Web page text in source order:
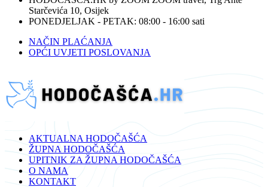
Starčevića 10, Osijek
PONEDJELJAK - PETAK: 08:00 - 16:00 sati
NAČIN PLAĆANJA
OPĆI UVJETI POSLOVANJA
AKTUALNA HODOČAŠĆA
ŽUPNA HODOČAŠĆA
UPITNIK ZA ŽUPNA HODOČAŠĆA
O NAMA
KONTAKT